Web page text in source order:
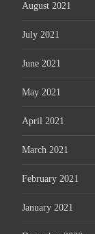
August 2021
July 2021
June 2021
May 2021
April 2021
March 2021
February 2021
January 2021